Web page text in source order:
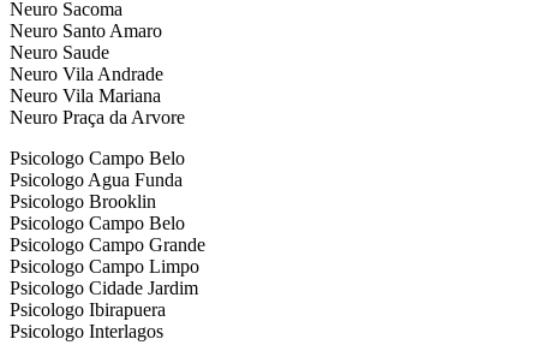
Neuro Sacoma
Neuro Santo Amaro
Neuro Saude
Neuro Vila Andrade
Neuro Vila Mariana
Neuro Praça da Arvore
Psicologo Campo Belo
Psicologo Agua Funda
Psicologo Brooklin
Psicologo Campo Belo
Psicologo Campo Grande
Psicologo Campo Limpo
Psicologo Cidade Jardim
Psicologo Ibirapuera
Psicologo Interlagos